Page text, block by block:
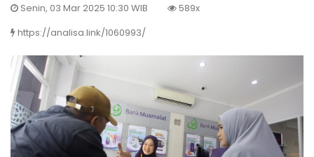
Senin, 03 Mar 2025 10:30 WIB
589x
https://analisa.link/1060993/